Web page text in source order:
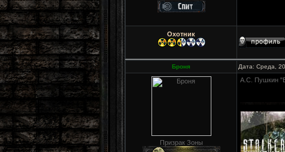
Охотник
Броня Дата: Среда,
Призрак Зоны
А.С. Пушкин